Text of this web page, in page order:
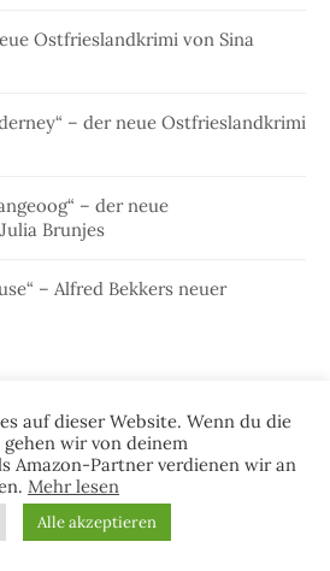
Ostfrieslandkrimi von Sina
– der neue Ostfrieslandkrimi
– der neue
Brunjes
– Alfred Bekkers neuer
auf dieser Website. Wenn du die
wir von deinem
Amazon-Partner verdienen wir an
Mehr lesen
Alle akzeptieren